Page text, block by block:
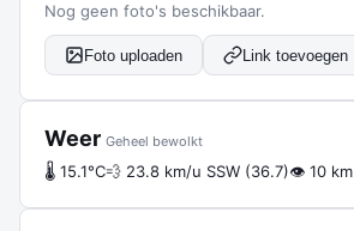
Nog geen foto's beschikbaar.
Foto uploaden Link toevoegen
Weer Geheel bewolkt
🌡 15.1°C💨 23.8 km/u SSW (36.7)👁 10 km